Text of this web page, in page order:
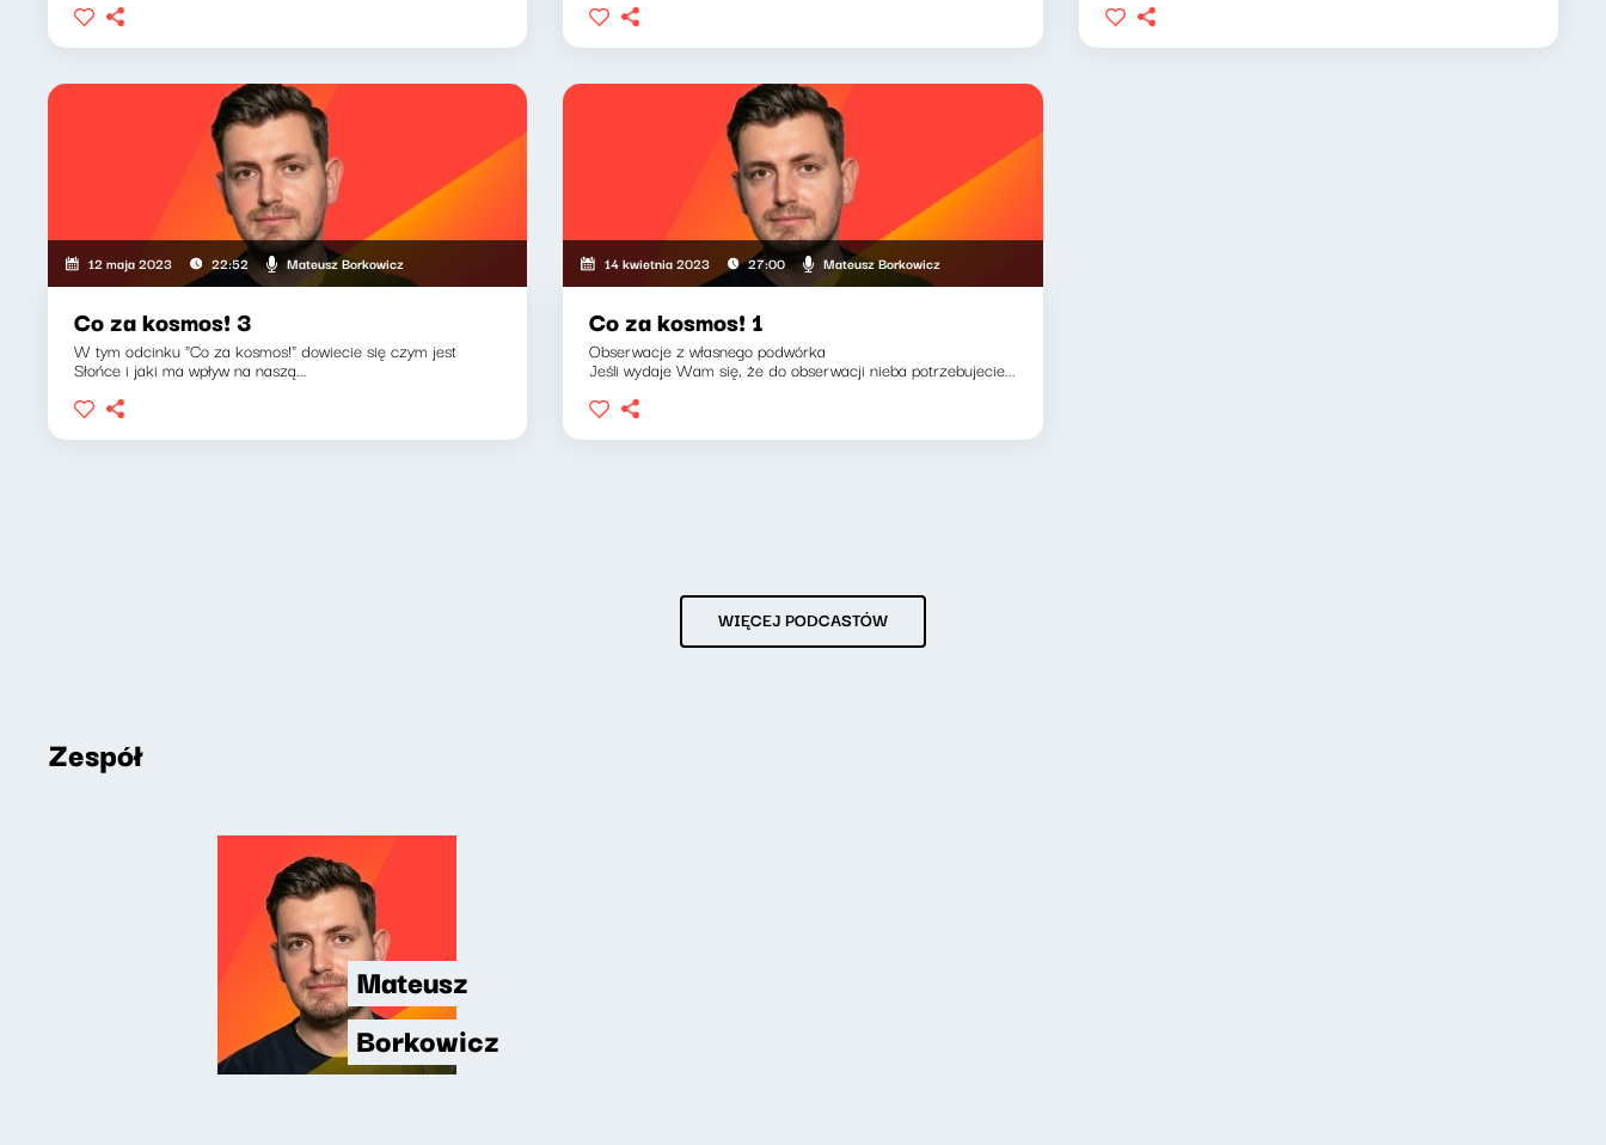
12 maja 2023 22:52 Mateusz Borkowicz
Co za kosmos! 3
W tym odcinku "Co za kosmos!" dowiecie się czym jest
Słońce i jaki ma wpływ na naszą...
14 kwietnia 2023 27:00 Mateusz Borkowicz
Co za kosmos! 1
Obserwacje z własnego podwórka
Jeśli wydaje Wam się, że do obserwacji nieba potrzebujecie...
WIĘCEJ PODCASTÓW
Zespół
Mateusz
Borkowicz